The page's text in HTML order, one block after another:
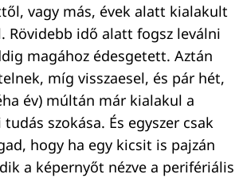
vagy más, évek alatt kialakult
Rövidebb idő alatt fogsz leválni
magához édesgetett. Aztán
míg visszaesel, és pár hét,
év) múltán már kialakul a
szokása. És egyszer csak
hogy ha egy kicsit is pajzán
a képernyőt nézve a perifériális